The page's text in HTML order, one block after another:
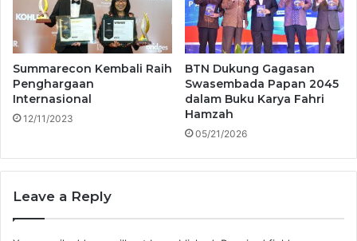
Summarecon Kembali Raih
Penghargaan
Internasional
12/11/2023
BTN Dukung Gagasan
Swasembada Papan 2045
dalam Buku Karya Fahri
Hamzah
05/21/2026
Leave a Reply